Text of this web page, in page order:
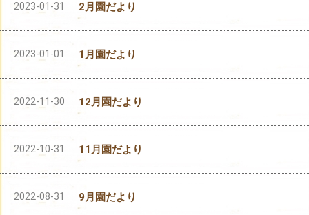
2023-01-31 2月園だより
2023-01-01 1月園だより
2022-11-30 12月園だより
2022-10-31 11月園だより
2022-08-31 9月園だより